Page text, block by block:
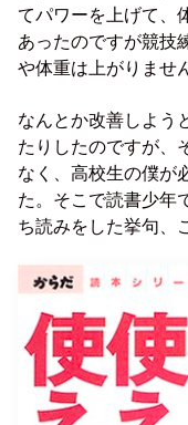
てパワーを上げて、
あったのですが競技
や体重は上がりませ
なんとか改善しよう
たりしたのですが、
なく、高校生の僕が
た。そこで読書少年
ち読みをした挙句、